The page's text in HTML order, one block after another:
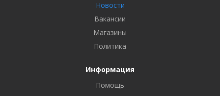
Новости
Вакансии
Магазины
Политика
Информация
Помощь